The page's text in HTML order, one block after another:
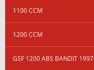
1100 CCM
1200 CCM
GSF 1200 ABS BANDIT 1997